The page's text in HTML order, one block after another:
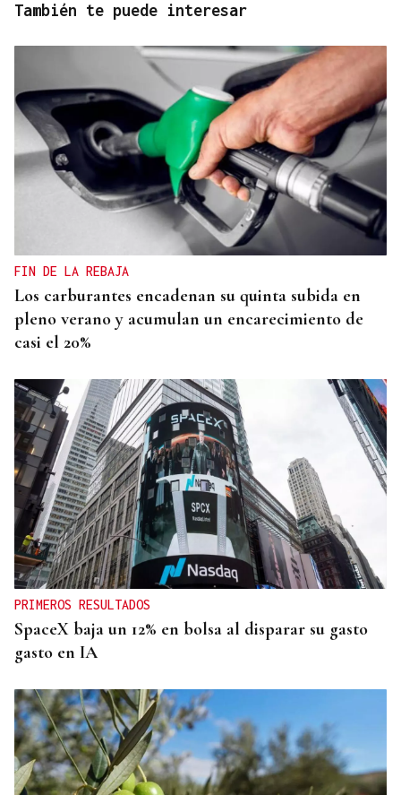
También te puede interesar
FIN DE LA REBAJA
Los carburantes encadenan su quinta subida en
pleno verano y acumulan un encarecimiento de
casi el 20%
PRIMEROS RESULTADOS
SpaceX baja un 12% en bolsa al disparar su gasto
gasto en IA